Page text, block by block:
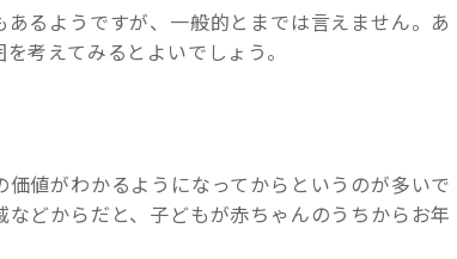
るようですが、一般的とまでは言えません。あ
考えてみるとよいでしょう。
値がわかるようになってからというのが多いで
どからだと、子どもが赤ちゃんのうちからお年